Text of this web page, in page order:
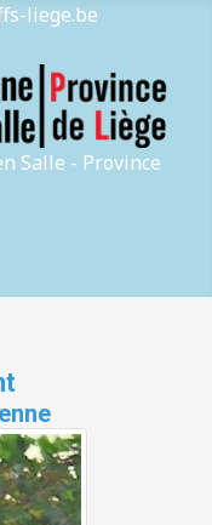
liege.be
Salle - Province